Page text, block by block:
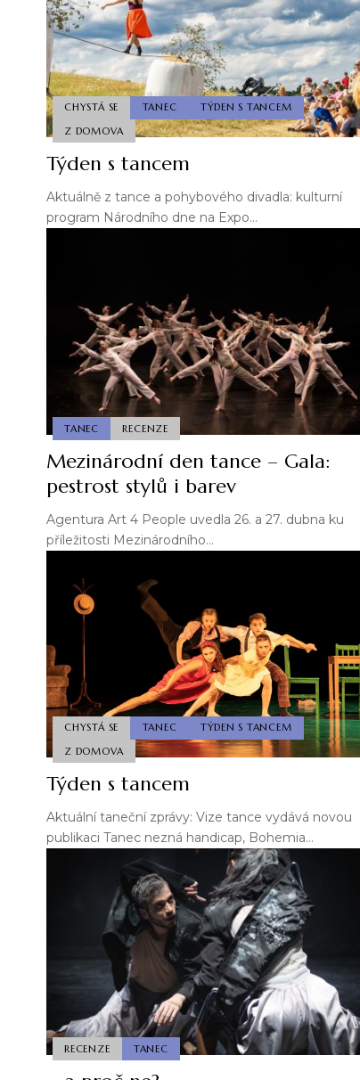
CHYSTÁ SE TANEC
TÝDEN S TANCEM
Z DOMOVA
Týden s tancem
Aktuálně z tance a pohybového divadla: kulturní
program Národního dne na Expo…
TANEC RECENZE
Mezinárodní den tance – Gala:
pestrost stylů i barev
Agentura Art 4 People uvedla 26. a 27. dubna ku
příležitosti Mezinárodního…
CHYSTÁ SE TANEC
TÝDEN S TANCEM
Z DOMOVA
Týden s tancem
Aktuální taneční zprávy: Vize tance vydává novou
publikaci Tanec nezná handicap, Bohemia…
RECENZE TANEC